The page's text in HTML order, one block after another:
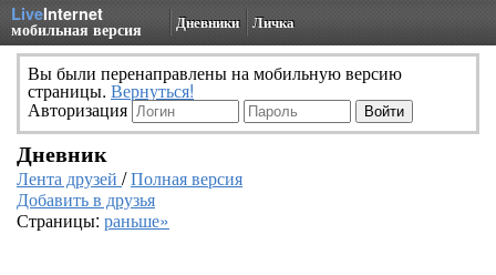
LiveInternet
мобильная версия Дневники Личка
Вы были перенаправлены на мобильную версию
страницы. Вернуться!
Авторизация
Дневник
Лента друзей /Полная версия
Добавить в друзья
Страницы: раньше»